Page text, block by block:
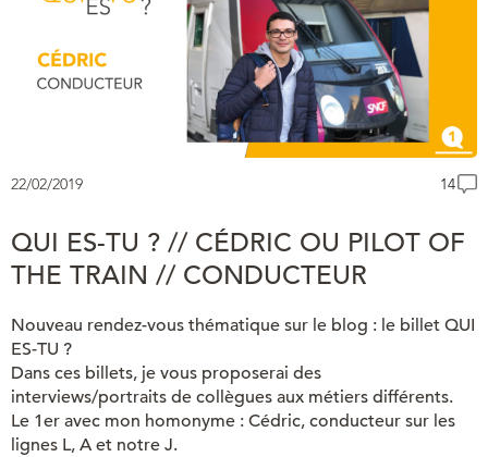
22/02/2019 14
QUI ES-TU ? // CÉDRIC OU PILOT OF
THE TRAIN // CONDUCTEUR
Nouveau rendez-vous thématique sur le blog : le billet QUI
ES-TU ?
Dans ces billets, je vous proposerai des
interviews/portraits de collègues aux métiers différents.
Le 1er avec mon homonyme : Cédric, conducteur sur les
lignes L, A et notre J.